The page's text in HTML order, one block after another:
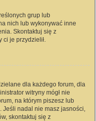
grup lub
nich lub wykonywać inne
Skontaktuj się z
ci je przydzielił.
dla każdego forum, dla
witryny mógł nie
na którym piszesz lub
Jeśli nadal nie masz jasności,
skontaktuj się z